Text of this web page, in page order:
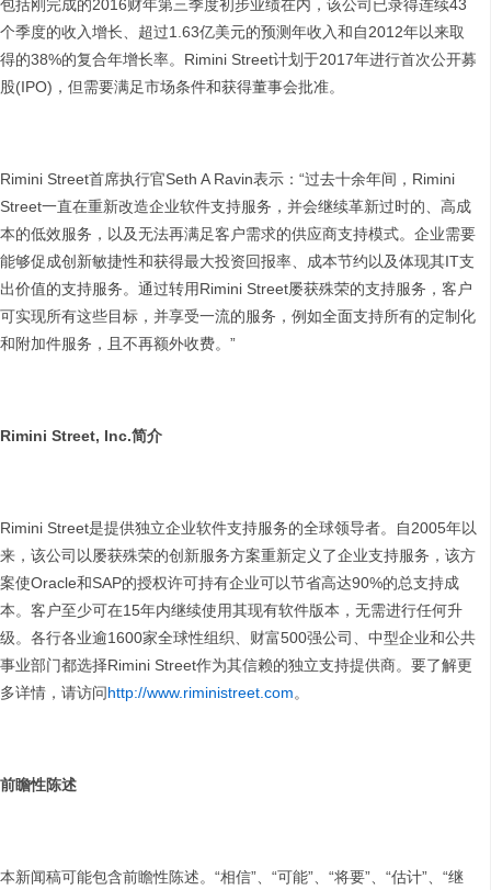
包括刚完成的2016财年第三季度初步业绩在内，该公司已录得连续43
个季度的收入增长、超过1.63亿美元的预测年收入和自2012年以来取
得的38%的复合年增长率。Rimini Street计划于2017年进行首次公开募
股(IPO)，但需要满足市场条件和获得董事会批准。
Rimini Street首席执行官Seth A Ravin表示：“过去十余年间，Rimini
Street一直在重新改造企业软件支持服务，并会继续革新过时的、高成
本的低效服务，以及无法再满足客户需求的供应商支持模式。企业需要
能够促成创新敏捷性和获得最大投资回报率、成本节约以及体现其IT支
出价值的支持服务。通过转用Rimini Street屡获殊荣的支持服务，客户
可实现所有这些目标，并享受一流的服务，例如全面支持所有的定制化
和附加件服务，且不再额外收费。”
Rimini Street, Inc.简介
Rimini Street是提供独立企业软件支持服务的全球领导者。自2005年以
来，该公司以屡获殊荣的创新服务方案重新定义了企业支持服务，该方
案使Oracle和SAP的授权许可持有企业可以节省高达90%的总支持成
本。客户至少可在15年内继续使用其现有软件版本，无需进行任何升
级。各行各业逾1600家全球性组织、财富500强公司、中型企业和公共
事业部门都选择Rimini Street作为其信赖的独立支持提供商。要了解更
多详情，请访问http://www.riministreet.com。
前瞻性陈述
本新闻稿可能包含前瞻性陈述。“相信”、“可能”、“将要”、“估计”、“继